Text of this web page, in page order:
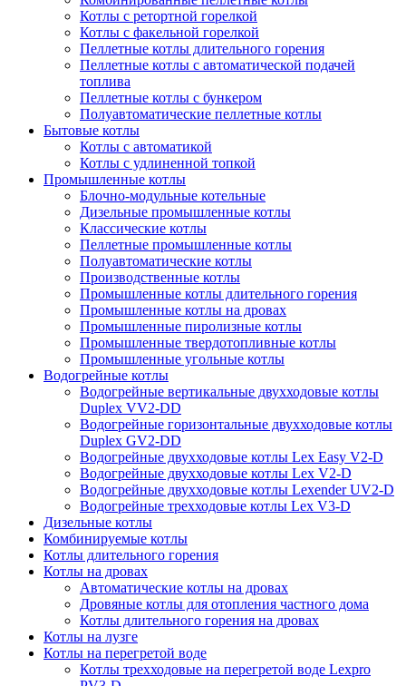
Котлы с ретортной горелкой
Котлы с факельной горелкой
Пеллетные котлы длительного горения
Пеллетные котлы с автоматической подачей
топлива
Пеллетные котлы с бункером
Полуавтоматические пеллетные котлы
Бытовые котлы
Котлы с автоматикой
Котлы с удлиненной топкой
Промышленные котлы
Блочно-модульные котельные
Дизельные промышленные котлы
Классические котлы
Пеллетные промышленные котлы
Полуавтоматические котлы
Производственные котлы
Промышленные котлы длительного горения
Промышленные котлы на дровах
Промышленные пиролизные котлы
Промышленные твердотопливные котлы
Промышленные угольные котлы
Водогрейные котлы
Водогрейные вертикальные двухходовые котлы
Duplex VV2-DD
Водогрейные горизонтальные двухходовые котлы
Duplex GV2-DD
Водогрейные двухходовые котлы Lex Easy V2-D
Водогрейные двухходовые котлы Lex V2-D
Водогрейные двухходовые котлы Lexender UV2-D
Водогрейные трехходовые котлы Lex V3-D
Дизельные котлы
Комбинируемые котлы
Котлы длительного горения
Котлы на дровах
Автоматические котлы на дровах
Дровяные котлы для отопления частного дома
Котлы длительного горения на дровах
Котлы на лузге
Котлы на перегретой воде
Котлы трехходовые на перегретой воде Lexpro